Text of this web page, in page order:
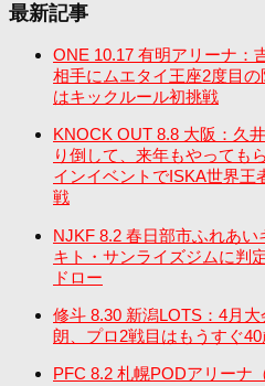
最新記事
ONE 10.17 有明アリーナ：
相手にムエタイ王座2度目
はキックルール初挑戦
KNOCK OUT 8.8 大阪：久
り倒して、来年もやっても
インイベントでISKA世界王
戦
NJKF 8.2 春日部市ふれあ
キト・サンライズジムに判
ドロー
修斗 8.30 新潟LOTS：4月
朗、プロ2戦目はもうすぐ
PFC 8.2 札幌PODアリーナ